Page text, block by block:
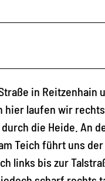
in Reitzenhain
laufen wir
die Heide. An
Teich führt uns
links bis zur